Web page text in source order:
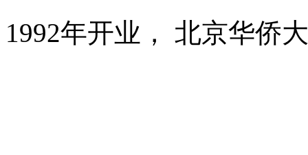
1992年开业， 北京华